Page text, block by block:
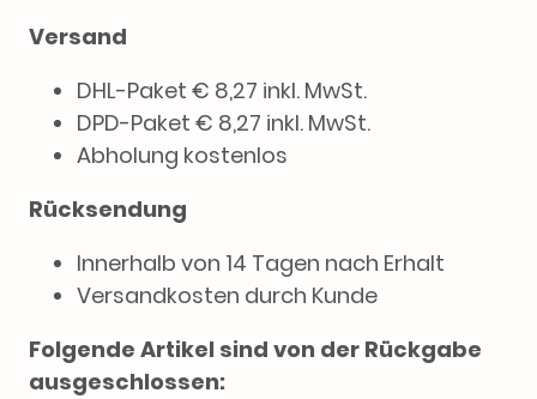
Versand
DHL-Paket € 8,27 inkl. MwSt.
DPD-Paket € 8,27 inkl. MwSt.
Abholung kostenlos
Rücksendung
Innerhalb von 14 Tagen nach Erhalt
Versandkosten durch Kunde
Folgende Artikel sind von der Rückgabe
ausgeschlossen: